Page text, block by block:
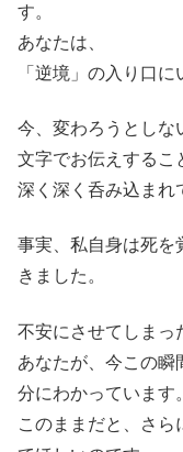
す。
あなたは、
「逆境」の入り口に
今、変わろうとしな
文字でお伝えするこ
深く深く呑み込まれ
事実、私自身は死を
きました。
不安にさせてしまっ
あなたが、今この瞬
分にわかっています。
このままだと、さら